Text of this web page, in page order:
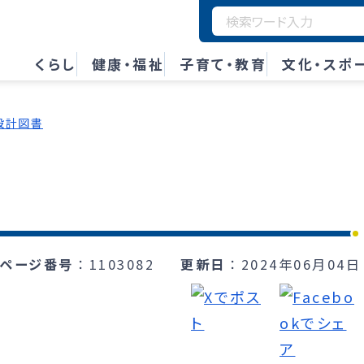
くらし 健康・福祉 子育て・教育 文化・スポ
計図書
ページ番号 1103082 更新日 2024年06月04日